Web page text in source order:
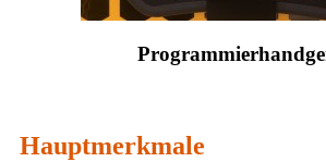
Hauptmerkmale